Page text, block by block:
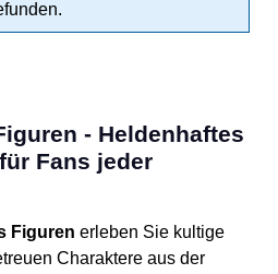
- Heldenhaftes
Fans jeder
Figuren erleben Sie kultige
Charaktere aus der